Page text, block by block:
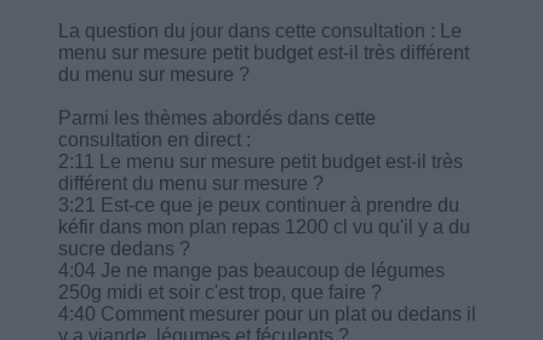
La question du jour dans cette consultation : Le
menu sur mesure petit budget est-il très différent
du menu sur mesure ?
Parmi les thèmes abordés dans cette
consultation en direct :
2:11 Le menu sur mesure petit budget est-il très
différent du menu sur mesure ?
3:21 Est-ce que je peux continuer à prendre du
kéfir dans mon plan repas 1200 cl vu qu'il y a du
sucre dedans ?
4:04 Je ne mange pas beaucoup de légumes
250g midi et soir c'est trop, que faire ?
4:40 Comment mesurer pour un plat ou dedans il
y a viande, légumes et féculents ?